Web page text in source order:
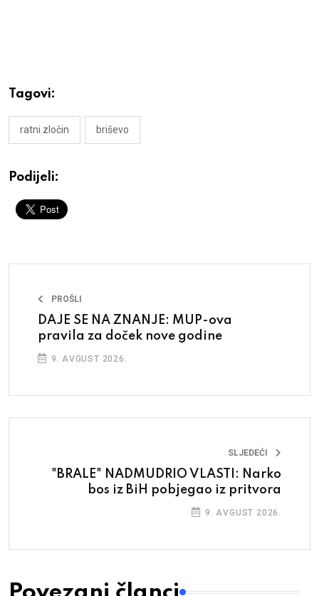
Tagovi:
ratni zločin briševo
Podijeli:
PROŠLI
DAJE SE NA ZNANJE: MUP-ova
pravila za doček nove godine
9. AVGUST 2026.
SLJEDEĆI
"BRALE" NADMUDRIO VLASTI: Narko
bos iz BiH pobjegao iz pritvora
9. AVGUST 2026.